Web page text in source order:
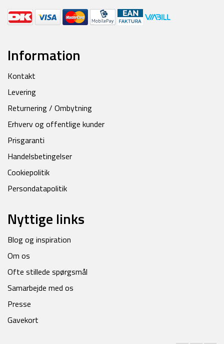
Information
Kontakt
Levering
Returnering / Ombytning
Erhverv og offentlige kunder
Prisgaranti
Handelsbetingelser
Cookiepolitik
Persondatapolitik
Nyttige links
Blog og inspiration
Om os
Ofte stillede spørgsmål
Samarbejde med os
Presse
Gavekort